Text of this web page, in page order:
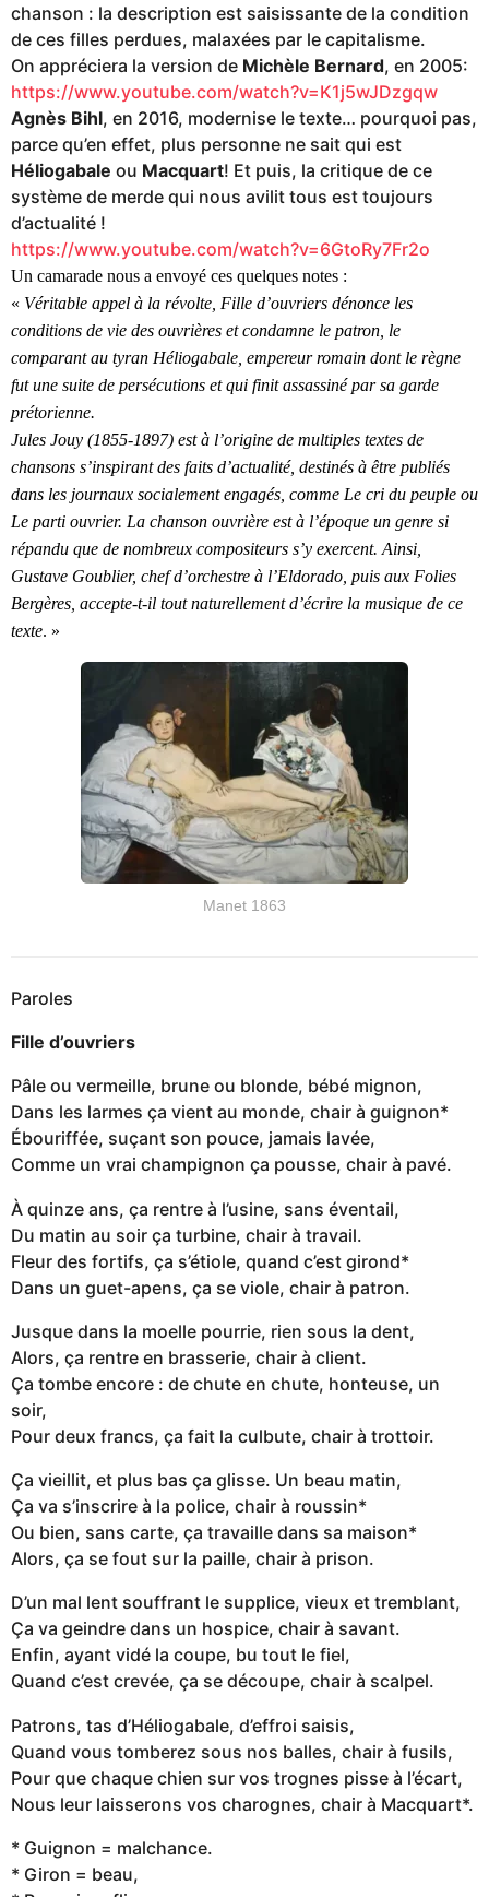
chanson : la description est saisissante de la condition
de ces filles perdues, malaxées par le capitalisme.
On appréciera la version de Michèle Bernard, en 2005:
https://www.youtube.com/watch?v=K1j5wJDzgqw
Agnès Bihl, en 2016, modernise le texte… pourquoi pas,
parce qu’en effet, plus personne ne sait qui est
Héliogabale ou Macquart! Et puis, la critique de ce
système de merde qui nous avilit tous est toujours
d’actualité !
https://www.youtube.com/watch?v=6GtoRy7Fr2o
Un camarade nous a envoyé ces quelques notes :
« Véritable appel à la révolte, Fille d’ouvriers dénonce les
conditions de vie des ouvrières et condamne le patron, le
comparant au tyran Héliogabale, empereur romain dont le règne
fut une suite de persécutions et qui finit assassiné par sa garde
prétorienne.
Jules Jouy (1855-1897) est à l’origine de multiples textes de
chansons s’inspirant des faits d’actualité, destinés à être publiés
dans les journaux socialement engagés, comme Le cri du peuple ou
Le parti ouvrier. La chanson ouvrière est à l’époque un genre si
répandu que de nombreux compositeurs s’y exercent. Ainsi,
Gustave Goublier, chef d’orchestre à l’Eldorado, puis aux Folies
Bergères, accepte-t-il tout naturellement d’écrire la musique de ce
texte. »
Manet 1863
Paroles
Fille d’ouvriers
Pâle ou vermeille, brune ou blonde, bébé mignon,
Dans les larmes ça vient au monde, chair à guignon*
Ébouriffée, suçant son pouce, jamais lavée,
Comme un vrai champignon ça pousse, chair à pavé.
À quinze ans, ça rentre à l’usine, sans éventail,
Du matin au soir ça turbine, chair à travail.
Fleur des fortifs, ça s’étiole, quand c’est girond*
Dans un guet-apens, ça se viole, chair à patron.
Jusque dans la moelle pourrie, rien sous la dent,
Alors, ça rentre en brasserie, chair à client.
Ça tombe encore : de chute en chute, honteuse, un
soir,
Pour deux francs, ça fait la culbute, chair à trottoir.
Ça vieillit, et plus bas ça glisse. Un beau matin,
Ça va s’inscrire à la police, chair à roussin*
Ou bien, sans carte, ça travaille dans sa maison*
Alors, ça se fout sur la paille, chair à prison.
D’un mal lent souffrant le supplice, vieux et tremblant,
Ça va geindre dans un hospice, chair à savant.
Enfin, ayant vidé la coupe, bu tout le fiel,
Quand c’est crevée, ça se découpe, chair à scalpel.
Patrons, tas d’Héliogabale, d’effroi saisis,
Quand vous tomberez sous nos balles, chair à fusils,
Pour que chaque chien sur vos trognes pisse à l’écart,
Nous leur laisserons vos charognes, chair à Macquart*.
* Guignon = malchance.
* Giron = beau,